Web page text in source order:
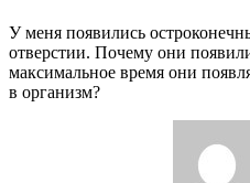
У меня появились
отверстии. Почему они
максимальное время они
в организм?